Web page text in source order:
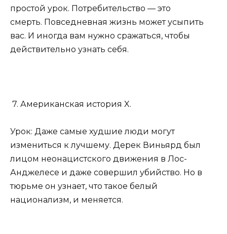
простой урок. Потребительство — это
смерть. Повседневная жизнь может усыпить
вас. И иногда вам нужно сражаться, чтобы
действительно узнать себя.
7. Американская история X.
Урок: Даже самые худшие люди могут
измениться к лучшему. Дерек Виньярд был
лицом неонацистского движения в Лос-
Анджелесе и даже совершил убийство. Но в
тюрьме он узнает, что такое белый
национализм, и меняется.